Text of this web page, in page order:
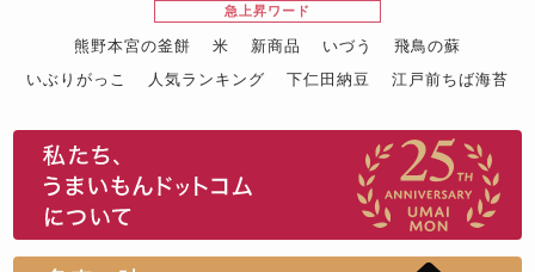
急上昇ワード
熊野本宮の釜餅 米 新商品 いづう
飛鳥の蘇
いぶりがっこ
人気ランキング 下仁田納豆
江戸前ちば海苔